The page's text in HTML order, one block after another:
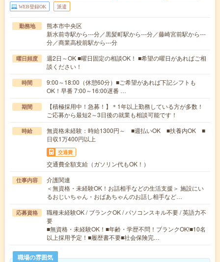
WEB登録OK 派遣
勤務地
熊本市中央区
新水前寺駅から---分／黒髪町駅から---分／藤崎宮前駅から---
分／商業高校前駅から---分
曜日頻度
週2日～OK ■曜日固定の相談OK！ ■希望の曜日があればご相
談ください！
時間
9:00～18:00（休憩60分）■ご希望があれば下記シフトも
OK！早番 7:00～16:00遅番 …
期間
【積極採用中！急募！】＊1年以上勤務している方が多数！
ご応募から最短2～3日後の就業も相談可能です！
時給
無資格未経験：時給1300円～ ■週払いOK ■扶養内OK ■
日収1万400円以上
交通費
交通費全額支給（ガソリン代もOK！）
仕事内容
介護関連
＜無資格・未経験OK！お話相手などの生活支援＞ 施設にい
るおじいちゃん・おばあちゃんのお話し相手など…
応募資格
職種未経験OK / ブランクOK / パソコンスキル不要 / 英語力不
要
■無資格・未経験OK！■年齢・学歴不問！ブランクOK!■10名
以上採用予定！■履歴書不要■社会保険完…
職場の雰囲気